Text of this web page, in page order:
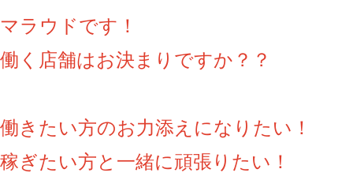
マラウドです！
働く店舗はお決まりですか？？
働きたい方のお力添えになりたい！
稼ぎたい方と一緒に頑張りたい！